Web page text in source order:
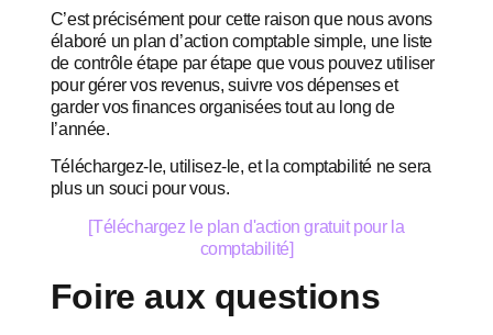
C’est précisément pour cette raison que nous avons
élaboré un plan d’action comptable simple, une liste
de contrôle étape par étape que vous pouvez utiliser
pour gérer vos revenus, suivre vos dépenses et
garder vos finances organisées tout au long de
l’année.
Téléchargez-le, utilisez-le, et la comptabilité ne sera
plus un souci pour vous.
[Téléchargez le plan d'action gratuit pour la
comptabilité]
Foire aux questions